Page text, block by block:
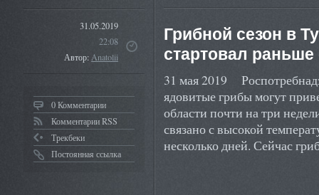
31.05.2019
22:08
Автор:Anatolii
0 Комментарии
Комментарии RSS
Трекбеки
Постоянная ссылка
Грибной сезон в
стартовал раньше
31 мая 2019
ядовитые грибы могут
области почти на три
связано с высокой
несколько дней. Сейчас